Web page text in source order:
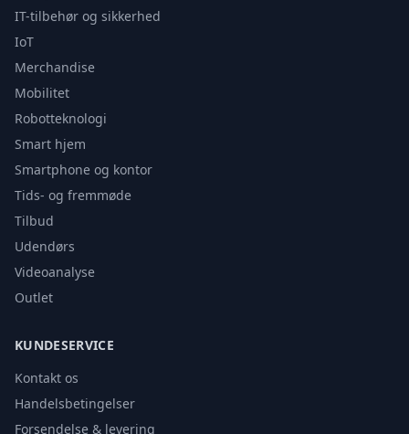
IT-tilbehør og sikkerhed
IoT
Merchandise
Mobilitet
Robotteknologi
Smart hjem
Smartphone og kontor
Tids- og fremmøde
Tilbud
Udendørs
Videoanalyse
Outlet
KUNDESERVICE
Kontakt os
Handelsbetingelser
Forsendelse & levering